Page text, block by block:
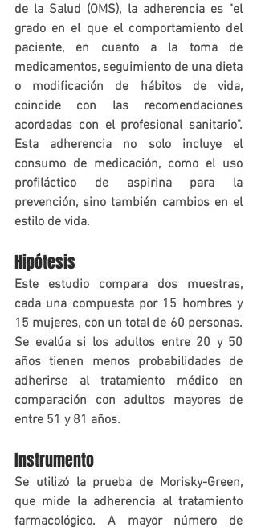
de la Salud (OMS), la adherencia es "el
grado en el que el comportamiento del
paciente, en cuanto a la toma de
medicamentos, seguimiento de una dieta
o modificación de hábitos de vida,
coincide con las recomendaciones
acordadas con el profesional sanitario".
Esta adherencia no solo incluye el
consumo de medicación, como el uso
profiláctico de aspirina para la
prevención, sino también cambios en el
estilo de vida.
Hipótesis
Este estudio compara dos muestras,
cada una compuesta por 15 hombres y
15 mujeres, con un total de 60 personas.
Se evalúa si los adultos entre 20 y 50
años tienen menos probabilidades de
adherirse al tratamiento médico en
comparación con adultos mayores de
entre 51 y 81 años.
Instrumento
Se utilizó la prueba de Morisky-Green,
que mide la adherencia al tratamiento
farmacológico. A mayor número de